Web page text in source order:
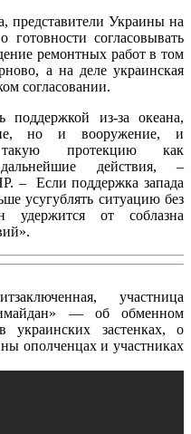
представители Украины на
готовности согласовывать
ремонтных работ в том
а на деле украинская
согласовании.
поддержкой из-за океана,
но и вооружение, и
такую протекцию как
действия, –
– Если поддержка запада
усугублять ситуацию без
удержится от соблазна
участница
— об обменном
украинских застенках, о
ополченцах и участниках